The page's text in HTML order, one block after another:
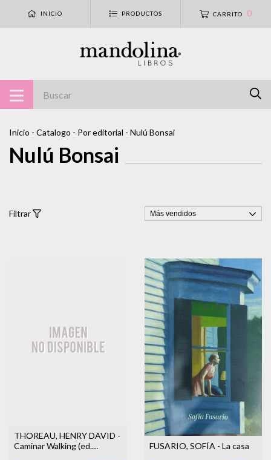
INICIO PRODUCTOS CARRITO 0
Inicio - Catalogo - Por editorial - Nulú Bonsai
Nulú Bonsai
Filtrar
THOREAU, HENRY DAVID -
Caminar Walking (ed.
FUSARIO, SOFÍA - La casa